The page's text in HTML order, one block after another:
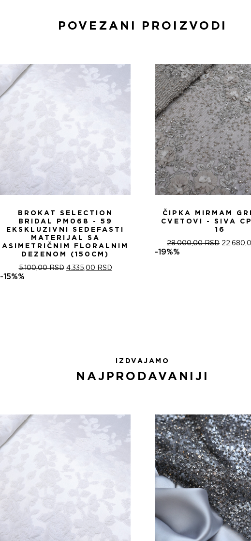
POVEZANI PROIZVODI
BROKAT SELECTION
BRIDAL PM068 - 59
EKSKLUZIVNI SEDEFASTI
MATERIJAL SA
ASIMETRIČNIM FLORALNIM
DEZENOM (150CM)
5.100,00RSD ОРИГИНАЛНА
4.335,00 RSDТРЕНУТНА
-15%%
ČIPKA MIRMAM
CVETOVI - SIVA
16
28.000,00RSD
-19%%
IZDVAJAMO
NAJPRODAVANIJI